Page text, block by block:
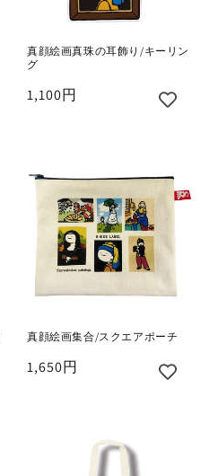
真顔絵画真珠の耳飾り/キーリン
グ
1,100円
真顔絵画集合/スクエアポーチ
1,650円